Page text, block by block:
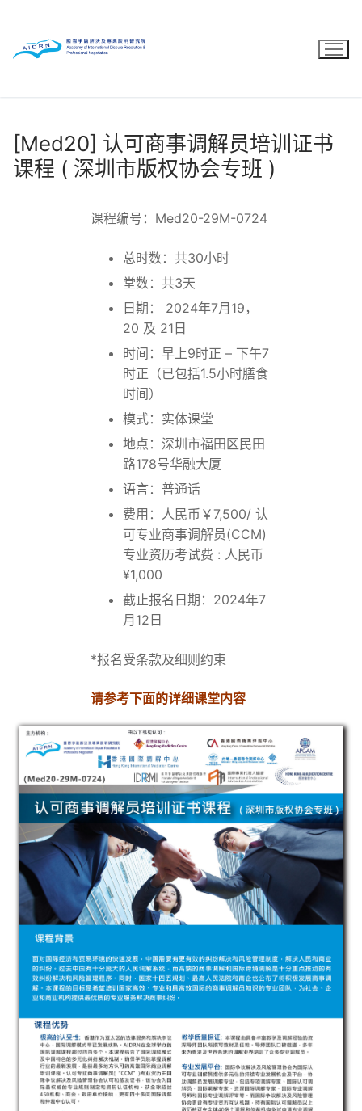
content
[Med20] 认可商事调解员培训证书
课程 ( 深圳市版权协会专班 )
课程编号：Med20-29M-0724
总时数：共30小时
堂数：共3天
日期： 2024年7月19，
20 及 21日
时间：早上9时正 – 下午7
时正（已包括1.5小时膳食
时间）
模式：实体课堂
地点：深圳市福田区民田
路178号华融大厦
语言：普通话
费用：人民币￥7,500/ 认
可专业商事调解员(CCM)
专业资历考试费 : 人民币
¥1,000
截止报名日期：2024年7
月12日
*报名受条款及细则约束
请参考下面的详细课堂内容